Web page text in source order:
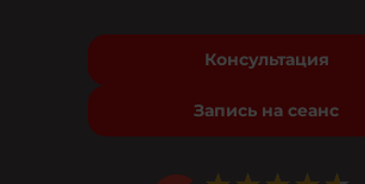
Консультация
Запись на сеанс